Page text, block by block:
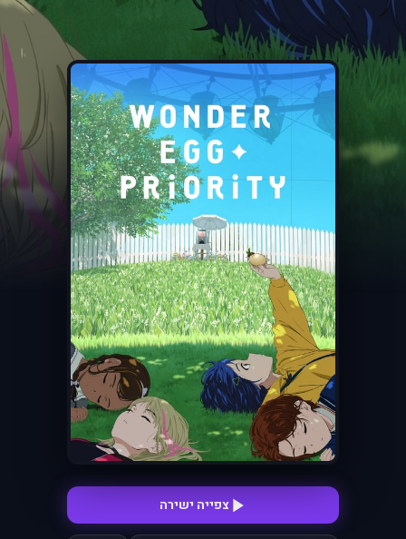
צפייה ישירה